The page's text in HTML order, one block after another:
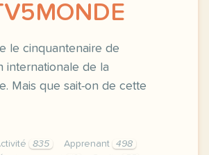
le cinquantenaire de
internationale de la
Mais que sait-on de cette
835 Apprenant
498